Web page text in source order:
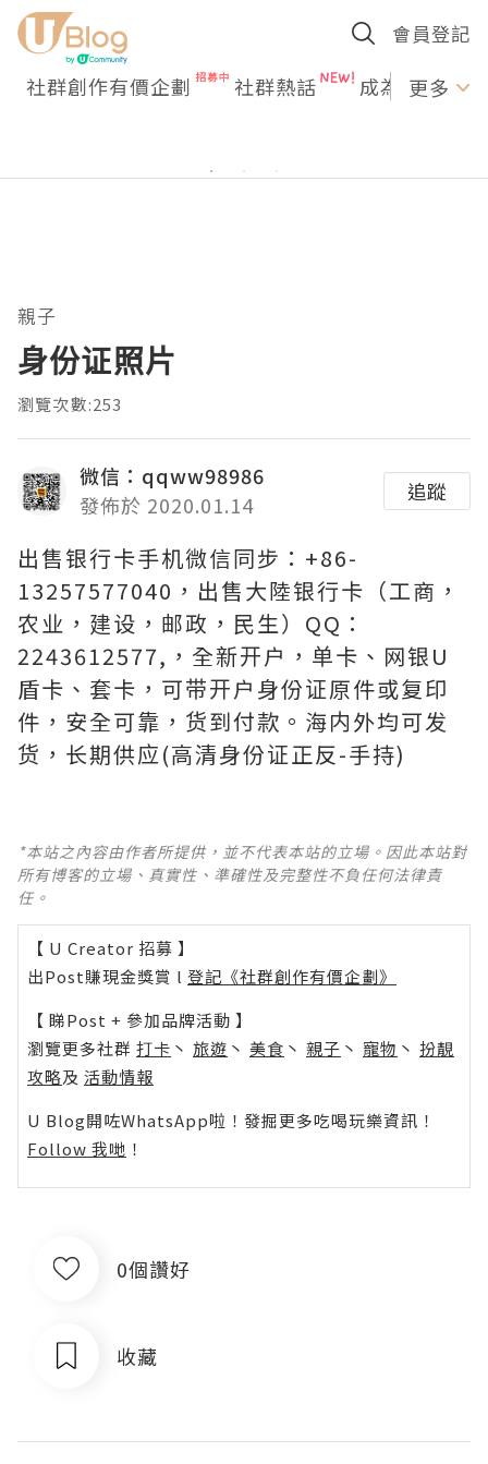
會員登記
社群創作有價企劃 社群熱話 成為U更多
親子
身份证照片
瀏覽次數:253
微信：qqww98986
發佈於 2020.01.14
追蹤
出售银行卡手机微信同步：+86-
13257577040，出售大陸银行卡（工商，
农业，建设，邮政，民生）QQ：
2243612577,，全新开户，单卡、网银U
盾卡、套卡，可带开户身份证原件或复印
件，安全可靠，货到付款。海内外均可发
货，长期供应(高清身份证正反-手持)
*本站之內容由作者所提供，並不代表本站的立場。因此本站對
所有博客的立場、真實性、準確性及完整性不負任何法律責
任。
【 U Creator 招募 】
出Post賺現金獎賞 l 登記《社群創作有價企劃》
【 睇Post + 參加品牌活動 】
瀏覽更多社群 打卡 丶 旅遊 丶 美食 丶 親子 丶 寵物 丶 扮靚
攻略及 活動情報
U Blog開咗WhatsApp啦！發掘更多吃喝玩樂資訊！
Follow 我哋 ！
0個讚好
收藏